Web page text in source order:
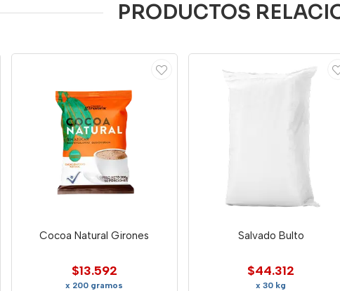
PRODUCTOS
Cocoa Natural Girones
$13.592
x 200 gramos
Salvado Bulto
$44.312
x 30 kg